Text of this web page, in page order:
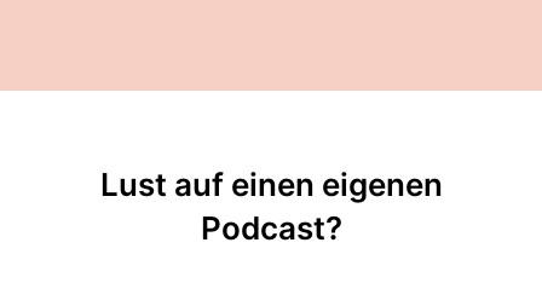
Lust auf einen eigenen
Podcast?